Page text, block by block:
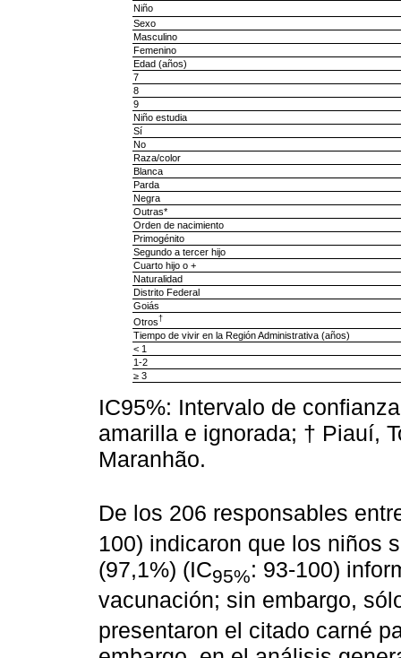
Niño
Sexo
Masculino
Femenino
Edad (años)
7
8
9
Niño estudia
Sí
No
Raza/color
Blanca
Parda
Negra
Outras*
Orden de nacimiento
Primogénito
Segundo a tercer hijo
Cuarto hijo o +
Naturalidad
Distrito Federal
Goiás
Otros†
Tiempo de vivir en la Región Administrativa (años)
< 1
1-2
≥ 3
IC95%: Intervalo de
amarilla e ignorada; † Piauí,
Maranhão.
De los 206 responsables
100) indicaron que los niños
(97,1%) (IC95%: 93-100)
vacunación; sin embargo,
presentaron el citado carné